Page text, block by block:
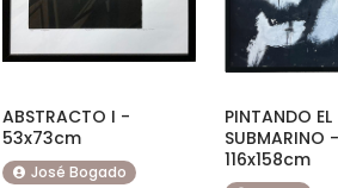
ABSTRACTO I -
53x73cm
José Bogado
PINTANDO EL
SUBMARINO -
116x158cm